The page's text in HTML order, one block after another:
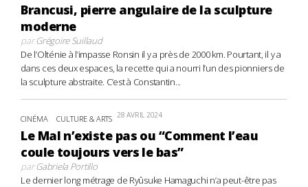
Brancusi, pierre angulaire de la sculpture
moderne
parGrégoire Suillaud
De l’Olténie à l’impasse Ronsin il y a près de 2000 km. Pourtant, il y a
dans ces deux espaces, la recette qui a nourri l’un des pionniers de
la sculpture abstraite. C’est à Constantin...
CINÉMA CULTURE & ARTS 28 AVRIL 2024
Le Mal n’existe pas ou “Comment l’eau
coule toujours vers le bas”
parGabriela Portillo
Le dernier long métrage de Ryûsuke Hamaguchi n’a peut-être pas